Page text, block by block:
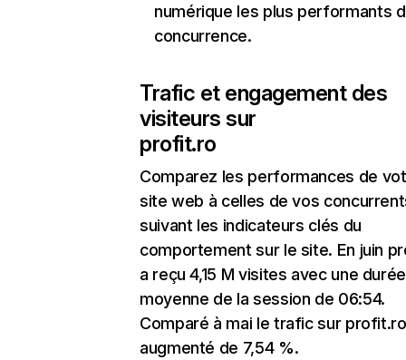
numérique les plus performants
concurrence.
Trafic et engagement des
visiteurs sur
profit.ro
Comparez les performances de
site web à celles de vos
suivant les indicateurs clés du
comportement sur le site. En juin
a reçu 4,15 M visites avec une durée
moyenne de la session de 06:54.
Comparé à mai le trafic sur
augmenté de 7,54 %.